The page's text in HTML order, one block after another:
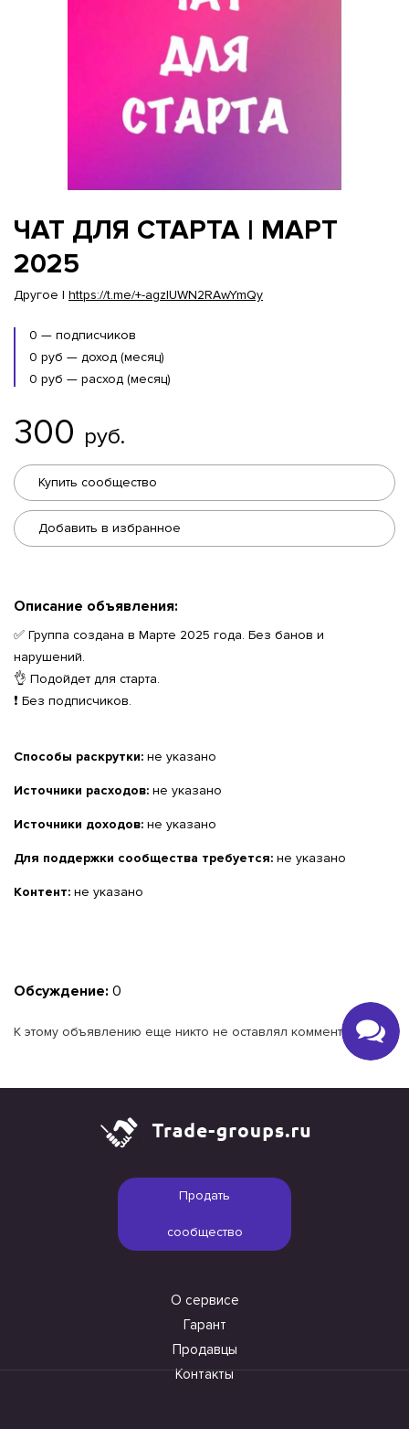
ЧАТ ДЛЯ СТАРТА | МАРТ
2025
Другое | https://t.me/+-agzIUWN2RAwYmQy
0 — подписчиков
0 руб — доход (месяц)
0 руб — расход (месяц)
300 руб.
Купить сообщество
Добавить в избранное
Описание объявления:
✅ Группа создана в Марте 2025 года. Без банов и
нарушений.
👌 Подойдет для старта.
❗️ Без подписчиков.
Способы раскрутки: не указано
Источники расходов: не указано
Источники доходов: не указано
Для поддержки сообщества требуется: не указано
Контент: не указано
Обсуждение: 0
К этому объявлению еще никто не оставлял комментариев.
Продать
сообщество
О сервисе
Гарант
Продавцы
Контакты